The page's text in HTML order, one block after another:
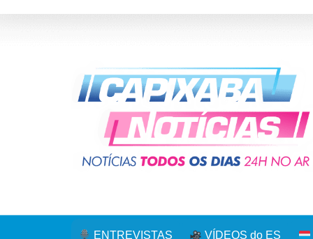
ENTREVISTAS VÍDEOS do ES